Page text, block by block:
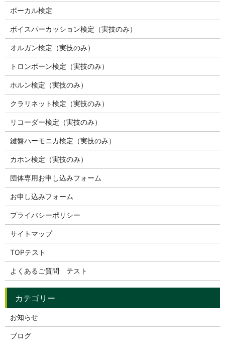
ボーカル検定
ボイスパーカッション検定（実技のみ）
オルガン検定（実技のみ）
トロンボーン検定（実技のみ）
ホルン検定（実技のみ）
クラリネット検定（実技のみ）
リコーダー検定（実技のみ）
鍵盤ハーモニカ検定（実技のみ）
カホン検定（実技のみ）
団体専用お申し込みフォーム
お申し込みフォーム
プライバシーポリシー
サイトマップ
TOPテスト
よくあるご質問 テスト
お知らせ
ブログ